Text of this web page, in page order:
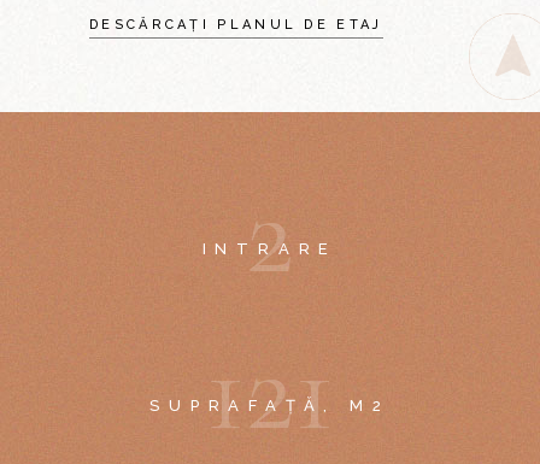
DESCĂRCAȚI PLANUL DE ETAJ
2
INTRARE
121
SUPRAFAȚĂ, M2